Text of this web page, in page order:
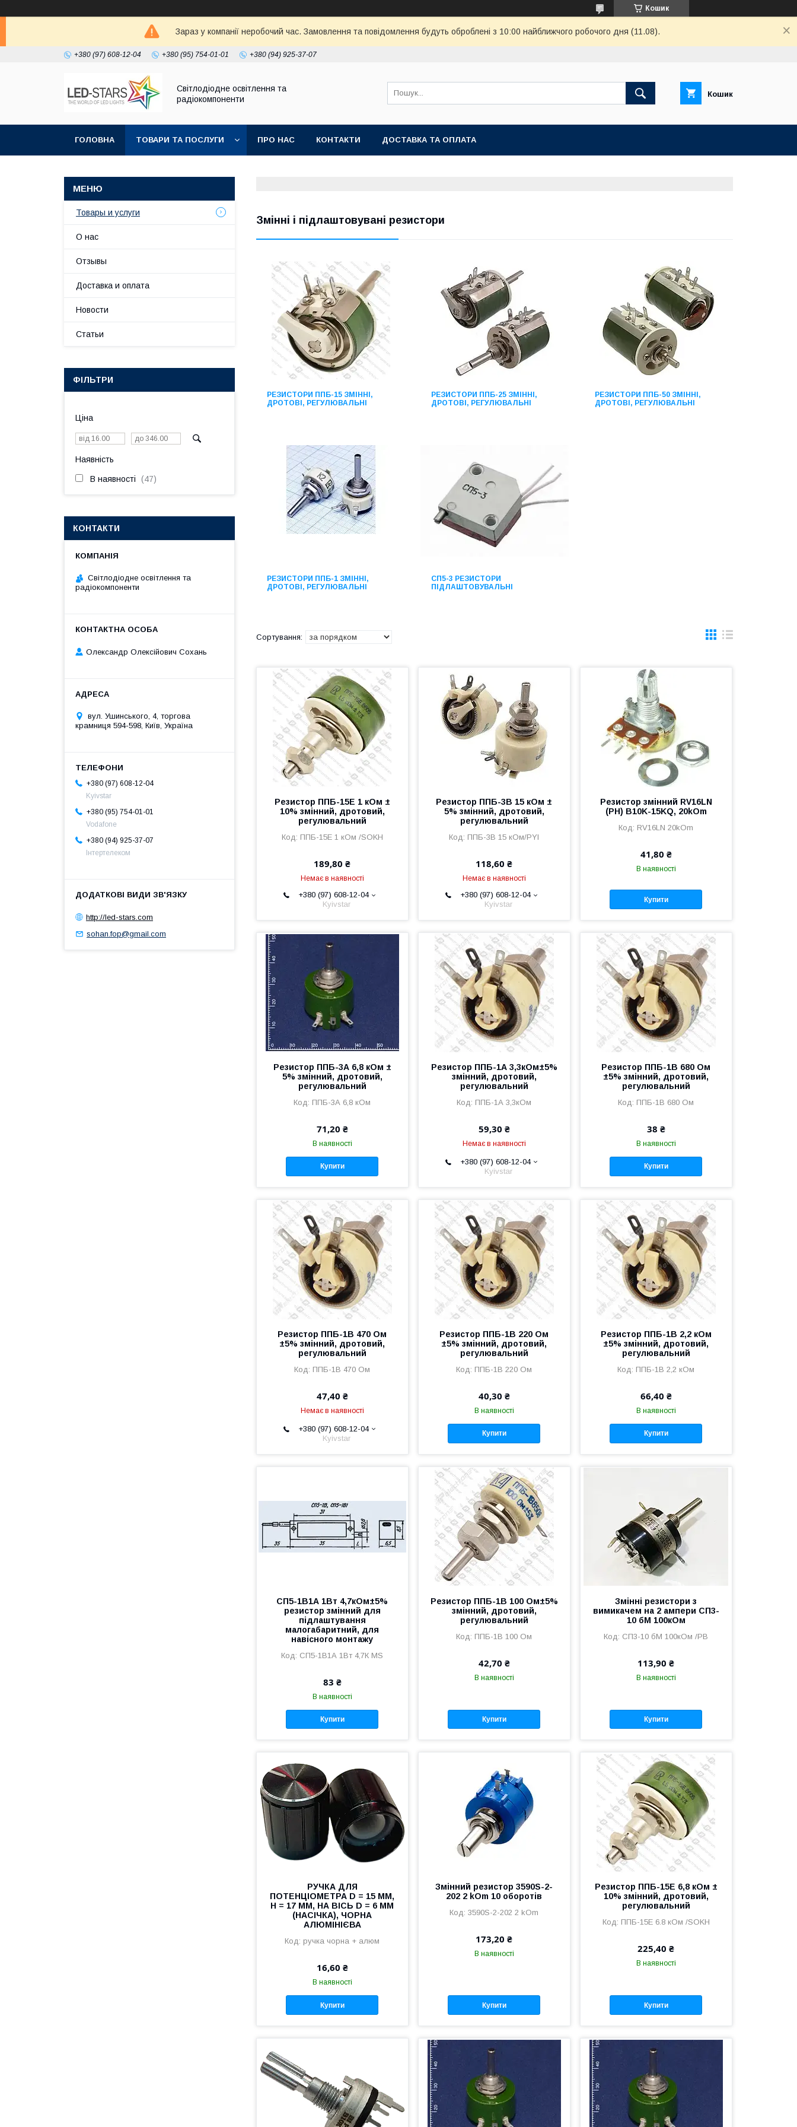
Кошик
Зараз у компанії неробочий час. Замовлення та повідомлення будуть оброблені з 10:00 найближчого робочого дня (11.08).
+380 (97) 608-12-04 +380 (95) 754-01-01 +380 (94) 925-37-07
Світлодіодне освітлення та
радіокомпоненти
Кошик
ГОЛОВНА ТОВАРИ ТА ПОСЛУГИ ПРО НАС КОНТАКТИ ДОСТАВКА ТА ОПЛАТА
Змінні і підлаштовувані резистори
РЕЗИСТОРИ ППБ-15 ЗМІННІ,
ДРОТОВІ, РЕГУЛЮВАЛЬНІ
РЕЗИСТОРИ ППБ-25 ЗМІННІ,
ДРОТОВІ, РЕГУЛЮВАЛЬНІ
РЕЗИСТОРИ ППБ-50 ЗМІННІ,
ДРОТОВІ, РЕГУЛЮВАЛЬНІ
РЕЗИСТОРИ ППБ-1 ЗМІННІ,
ДРОТОВІ, РЕГУЛЮВАЛЬНІ
СП5-3 РЕЗИСТОРИ
ПІДЛАШТОВУВАЛЬНІ
Резистор ППБ-15Е 1 кОм ±
10% змінний, дротовий,
регулювальний
ППБ-15Е 1 кОм /SOKH
189,80 ₴
Немає в наявності
+380 (97) 608-12-04
Kyivstar
Резистор ППБ-3В 15 кОм ±
5% змінний, дротовий,
регулювальний
ППБ-3В 15 кОм/PYI
118,60 ₴
Немає в наявності
+380 (97) 608-12-04
Kyivstar
Резистор змінний RV16LN
(PH) B10K-15KQ, 20kOm
RV16LN 20kOm
41,80 ₴
В наявності
Купити
Резистор ППБ-3А 6,8 кОм ±
5% змінний, дротовий,
регулювальний
ППБ-3А 6,8 кОм
71,20 ₴
В наявності
Купити
Резистор ППБ-1А 3,3кОм±5%
змінний, дротовий,
регулювальний
ППБ-1А 3,3кОм
59,30 ₴
Немає в наявності
+380 (97) 608-12-04
Kyivstar
Резистор ППБ-1В 680 Ом
±5% змінний, дротовий,
регулювальний
ППБ-1В 680 Ом
38 ₴
В наявності
Купити
Резистор ППБ-1В 470 Ом
±5% змінний, дротовий,
регулювальний
ППБ-1В 470 Ом
47,40 ₴
Немає в наявності
+380 (97) 608-12-04
Kyivstar
Резистор ППБ-1В 220 Ом
±5% змінний, дротовий,
регулювальний
ППБ-1В 220 Ом
40,30 ₴
В наявності
Купити
Резистор ППБ-1В 2,2 кОм
±5% змінний, дротовий,
регулювальний
ППБ-1В 2,2 кОм
66,40 ₴
В наявності
Купити
СП5-1В1А 1Вт 4,7кОм±5%
резистор змінний для
підлаштування
малогабаритний, для
навісного монтажу
СП5-1В1А 1Вт 4,7К MS
83 ₴
В наявності
Купити
Резистор ППБ-1В 100 Ом±5%
змінний, дротовий,
регулювальний
ППБ-1В 100 Ом
42,70 ₴
В наявності
Купити
Змінні резистори з
вимикачем на 2 ампери СП3-
10 бМ 100кОм
СП3-10 бМ 100кОм /PB
113,90 ₴
В наявності
Купити
РУЧКА ДЛЯ
ПОТЕНЦІОМЕТРА D = 15 ММ,
H = 17 ММ, НА ВІСЬ D = 6 ММ
(НАСІЧКА), ЧОРНА
АЛЮМІНІЄВА
ручка чорна + алюм
16,60 ₴
В наявності
Купити
Змінний резистор 3590S-2-
202 2 kOm 10 оборотів
3590S-2-202 2 kOm
173,20 ₴
В наявності
Купити
Резистор ППБ-15Е 6,8 кОм ±
10% змінний, дротовий,
регулювальний
ППБ-15Е 6.8 кОм /SOKH
225,40 ₴
В наявності
Купити
Товары и услуги
О нас
Отзывы
Доставка и оплата
Новости
Статьи
ФІЛЬТРИ
Ціна
Наявність
В наявності 47
КОНТАКТИ
Світлодіодне освітлення та
радіокомпоненти
Олександр Олексійович Сохань
вул. Ушинського, 4, торгова
крамниця 594-598, Київ, Україна
+380 (97) 608-12-04
Kyivstar
+380 (95) 754-01-01
Vodafone
+380 (94) 925-37-07
Інтертелеком
http://led-stars.com
sohan.fop@gmail.com